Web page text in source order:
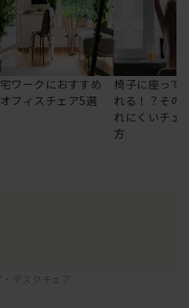
ワークにおすすめ
フィスチェア5選
椅子に座って
れる！？その
れにくいチェ
方
デスクチェア